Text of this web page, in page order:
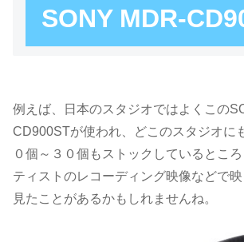
SONY MDR-
例えば、日本のスタジオではよくこの
CD900STが使われ、どこのスタジオに
０個～３０個もストックしているとこ
ティストのレコーディング映像などで
見たことがあるかもしれませんね。